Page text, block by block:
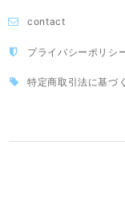
contact
プライバシーポリシ
特定商取引法に基づ